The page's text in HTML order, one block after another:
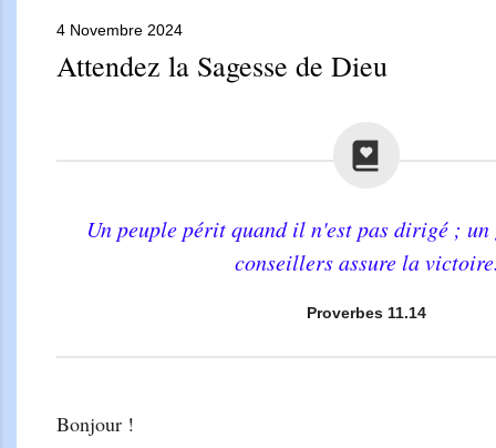
4 Novembre 2024
Attendez la Sagesse de Dieu
Un peuple périt quand il n'est pas dirigé ; un
conseillers assure la
Proverbes 11.14
Bonjour !